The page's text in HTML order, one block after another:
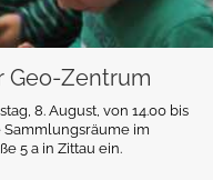
Geo-Zentrum
8. August, von 14.00 bis
Sammlungsräume im
5 a in Zittau ein.